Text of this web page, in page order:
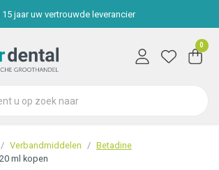
15 jaar uw vertrouwde leverancier
0
Verbandmiddelen
Betadine
ml kopen